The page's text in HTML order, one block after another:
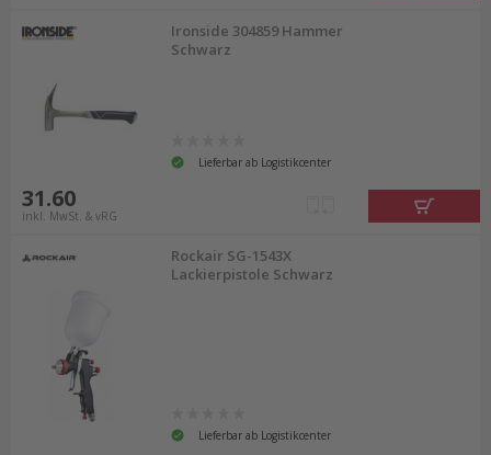
Ironside 304859 Hammer
Schwarz
Lieferbar ab Logistikcenter
31.60
inkl. MwSt. & vRG
Rockair SG-1543X
Lackierpistole Schwarz
Lieferbar ab Logistikcenter